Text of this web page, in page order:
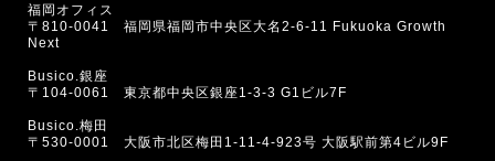
福岡オフィス
〒810-0041 福岡県福岡市中央区大名2-6-11 Fukuoka Growth
Next
Busico.銀座
〒104-0061 東京都中央区銀座1-3-3 G1ビル7F
Busico.梅田
〒530-0001 大阪市北区梅田1-11-4-923号 大阪駅前第4ビル9F